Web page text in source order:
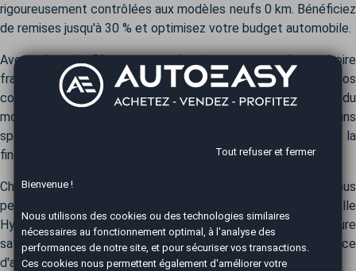
rigoureusement contrôlées aux modèles neufs 0 km. Bénéficiez
de remises jusqu'à 30 % et optimisez votre budget automobile.
Avec plus de 50 agences réparties sur tout le territoire
français, nous sommes toujours à proximité de chez vous. Nos
conseillers experts vous accompagneront dans le choix du
modèle Hyundai ix55 le plus en adéquation avec vos besoins
spécifiques. Il vous accompagnera ensuite du début jusqu'à la
fin de votre projet d'achat.
Chez AutoEasy, nous gérons l'ensemble des formalités, vous
permettant de vous concentrer sur le plaisir de votre nouvelle
Hyundai ix55. L'achat automobile devient un moment de pure
satisfaction. Faites confiance à AutoEasy pour une expérience
d'achat en toute tranquillité.
Tout refuser et fermer
Bienvenue !
Nous utilisons des cookies ou des technologies similaires
nécessaires au fonctionnement optimal, à l'analyse des
performances de notre site, et pour sécuriser vos transactions.
Ces cookies nous permettent également d'améliorer votre